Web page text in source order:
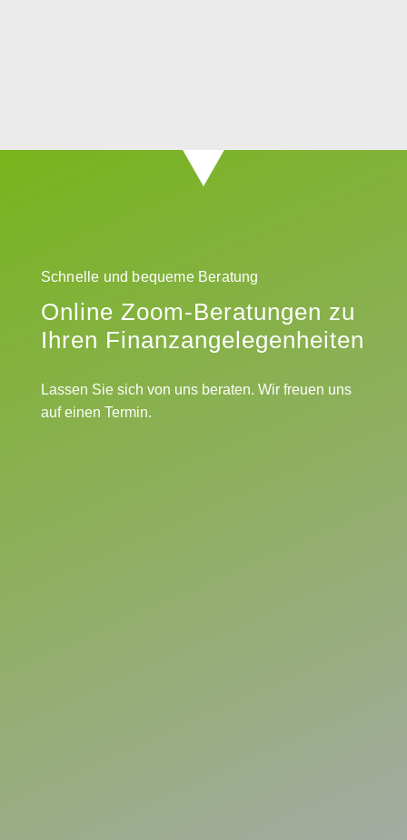
Schnelle und bequeme Beratung
Online Zoom-Beratungen zu
Ihren Finanzangelegenheiten
Lassen Sie sich von uns beraten. Wir freuen uns
auf einen Termin.